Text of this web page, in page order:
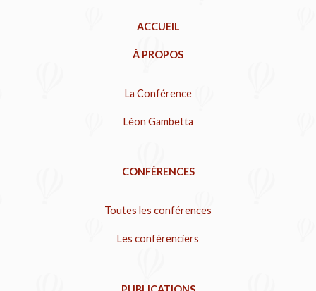
ACCUEIL
À PROPOS
La Conférence
Léon Gambetta
CONFÉRENCES
Toutes les conférences
Les conférenciers